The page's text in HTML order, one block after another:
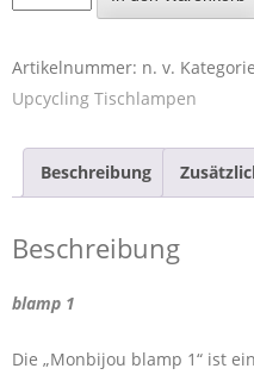
Artikelnummer: n. v.
Upcycling Tischlampen
Beschreibung
Beschreibung
blamp 1
Die „Monbijou blamp 1“ ist